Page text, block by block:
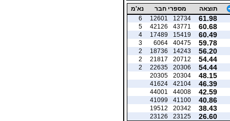
תוצאה מספרי חבר נא'מ
61.98
12734
12601
6
60.68
43771
42126
5
60.49
15419
17489
4
59.78
40475
6064
3
56.20
14243
18736
2
54.44
20712
21817
2
54.44
20306
22635
2
48.15
20304
20305
46.39
42104
41624
42.59
44008
44001
40.86
41100
41099
38.43
20342
19512
26.60
23125
23126